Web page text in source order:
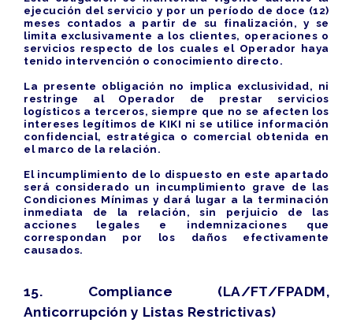
ejecución del servicio y por un período de doce (12)
meses contados a partir de su finalización, y se
limita exclusivamente a los clientes, operaciones o
servicios respecto de los cuales el Operador haya
tenido intervención o conocimiento directo.
La presente obligación no implica exclusividad, ni
restringe al Operador de prestar servicios
logísticos a terceros, siempre que no se afecten los
intereses legítimos de KIKI ni se utilice información
confidencial, estratégica o comercial obtenida en
el marco de la relación.
El incumplimiento de lo dispuesto en este apartado
será considerado un incumplimiento grave de las
Condiciones Mínimas y dará lugar a la terminación
inmediata de la relación, sin perjuicio de las
acciones legales e indemnizaciones que
correspondan por los daños efectivamente
causados.
15. Compliance (LA/FT/FPADM,
Anticorrupción y Listas Restrictivas)